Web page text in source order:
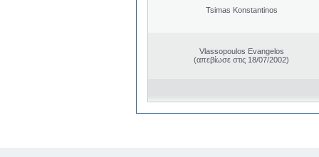
Tsimas Konstantinos
Vlassopoulos Evangelos
(απεβίωσε στις 18/07/2002)